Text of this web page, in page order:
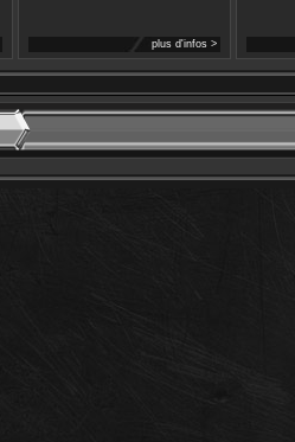
plus d'infos >